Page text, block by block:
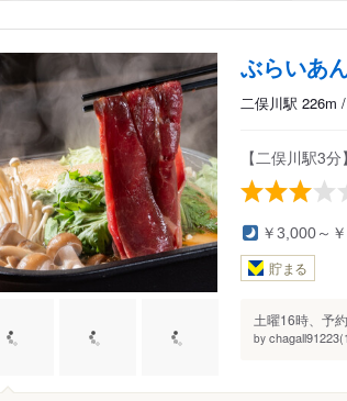
ぶらいあ
二俣川駅 226m
【二俣川駅3
￥3,000～
貯まる
土曜16時、予
by